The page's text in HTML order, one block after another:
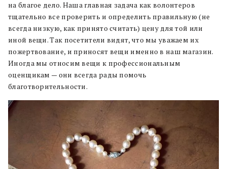
на благое дело. Наша главная задача как волонтеров
тщательно все проверить и определить правильную (не
всегда низкую, как принято считать) цену для той или
иной вещи. Так посетители видят, что мы уважаем их
пожертвование, и приносят вещи именно в наш магазин.
Иногда мы относим вещи к профессиональным
оценщикам — они всегда рады помочь
благотворительности.